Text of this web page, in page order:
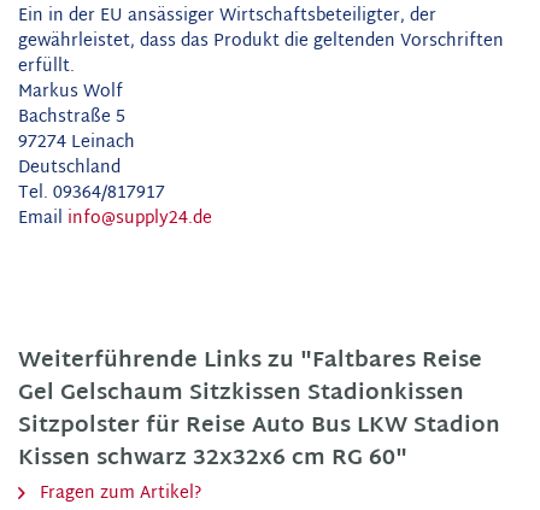
Ein in der EU ansässiger Wirtschaftsbeteiligter, der
gewährleistet, dass das Produkt die geltenden Vorschriften
erfüllt.
Markus Wolf
Bachstraße 5
97274 Leinach
Deutschland
Tel. 09364/817917
Email info@supply24.de
Weiterführende Links zu "Faltbares Reise
Gel Gelschaum Sitzkissen Stadionkissen
Sitzpolster für Reise Auto Bus LKW Stadion
Kissen schwarz 32x32x6 cm RG 60"
Fragen zum Artikel?